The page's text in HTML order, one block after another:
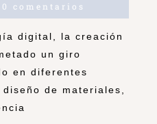
comentarios
digital, la creación
un giro
en diferentes
de materiales,